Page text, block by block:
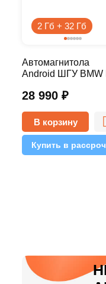
2 Гб + 32 Гб
28 990 ₽
Автомагнитола
Android ШГУ BMW
10.1 2/32 Simple
В корзину
Купить в